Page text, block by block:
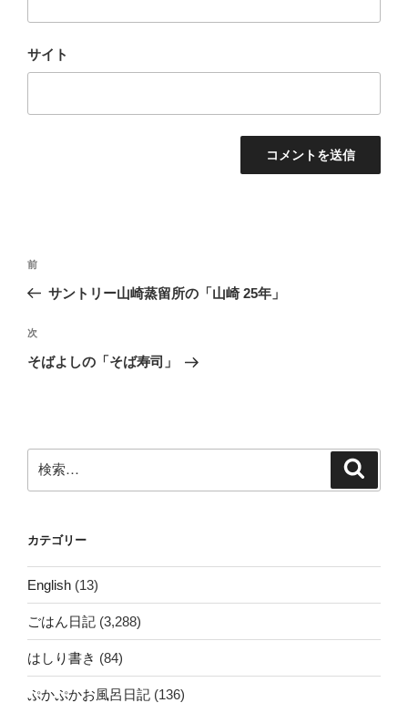
サイト
投
ビ
ゲ
ン
前
の
稿
前
サントリー山崎蒸留所の「山崎 25年」
次
の
次
そばよしの「そば寿司」
索:
カテゴリー
English (13)
ごはん日記 (3,288)
はしり書き (84)
ぷかぷかお風呂日記 (136)